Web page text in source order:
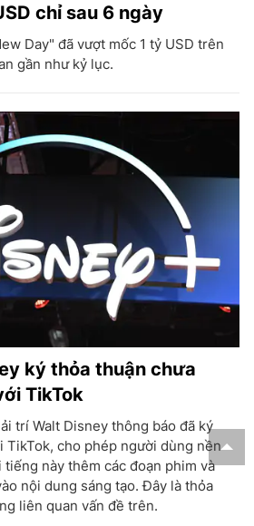
chỉ sau 6 ngày
Day" đã vượt mốc 1 tỷ USD trên
gần như kỷ lục.
ký thỏa thuận chưa
TikTok
trí Walt Disney thông báo đã ký
TikTok, cho phép người dùng nền
này thêm các đoạn phim và
nội dung sáng tạo. Đây là thỏa
liên quan vấn đề trên.